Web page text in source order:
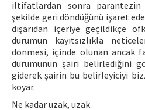
iltifatlardan sonra parantezin
şekilde geri döndüğünü işaret
dışarıdan içeriye geçildikçe
durumun kayıtsızlıkla
dönmesi, içinde olunan ancak
durumunun şairi belirlediğini
giderek şairin bu belirleyiciyi
koyar.
Ne kadar uzak, uzak